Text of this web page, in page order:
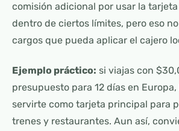
comisión adicional por usar la
dentro de ciertos límites, pero eso
cargos que pueda aplicar el cajero
Ejemplo práctico: si viajas con
presupuesto para 12 días en
servirte como tarjeta principal para
trenes y restaurantes. Aun así,